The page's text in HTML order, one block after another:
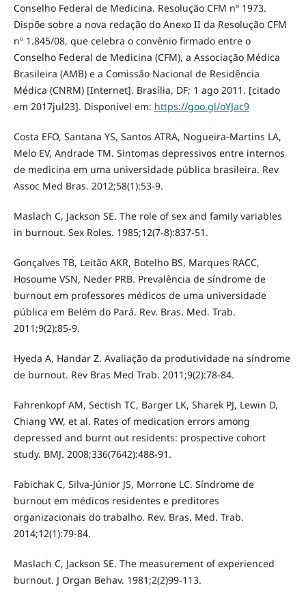
Conselho Federal de Medicina. Resolução CFM nº 1973.
Dispõe sobre a nova redação do Anexo II da Resolução CFM
nº 1.845/08, que celebra o convênio firmado entre o
Conselho Federal de Medicina (CFM), a Associação Médica
Brasileira (AMB) e a Comissão Nacional de Residência
Médica (CNRM) [Internet]. Brasília, DF; 1 ago 2011. [citado
em 2017jul23]. Disponível em: https://goo.gl/oYJac9
Costa EFO, Santana YS, Santos ATRA, Nogueira-Martins LA,
Melo EV, Andrade TM. Sintomas depressivos entre internos
de medicina em uma universidade pública brasileira. Rev
Assoc Med Bras. 2012;58(1):53-9.
Maslach C, Jackson SE. The role of sex and family variables
in burnout. Sex Roles. 1985;12(7-8):837-51.
Gonçalves TB, Leitão AKR, Botelho BS, Marques RACC,
Hosoume VSN, Neder PRB. Prevalência de síndrome de
burnout em professores médicos de uma universidade
pública em Belém do Pará. Rev. Bras. Med. Trab.
2011;9(2):85-9.
Hyeda A, Handar Z. Avaliação da produtividade na síndrome
de burnout. Rev Bras Med Trab. 2011;9(2):78-84.
Fahrenkopf AM, Sectish TC, Barger LK, Sharek PJ, Lewin D,
Chiang VW, et al. Rates of medication errors among
depressed and burnt out residents: prospective cohort
study. BMJ. 2008;336(7642):488-91.
Fabichak C, Silva-Júnior JS, Morrone LC. Síndrome de
burnout em médicos residentes e preditores
organizacionais do trabalho. Rev. Bras. Med. Trab.
2014;12(1):79-84.
Maslach C, Jackson SE. The measurement of experienced
burnout. J Organ Behav. 1981;2(2)99-113.